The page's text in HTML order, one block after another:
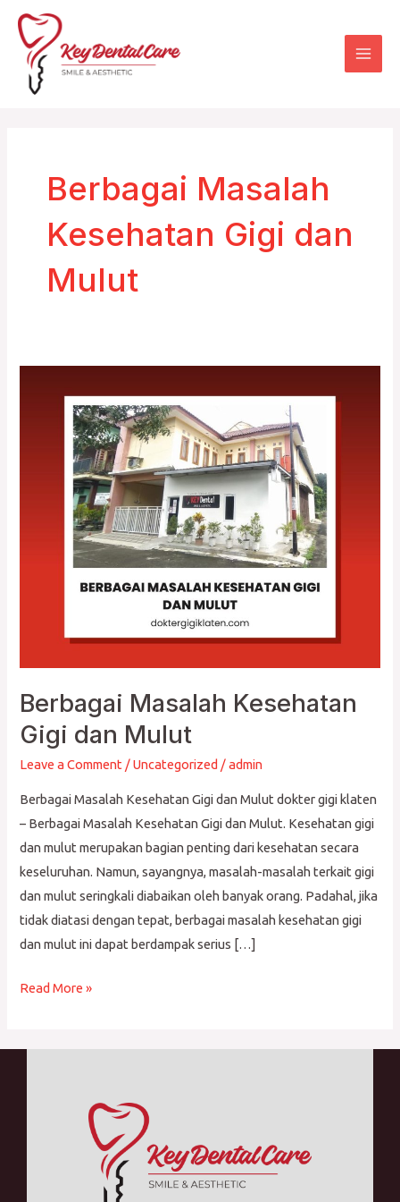
Skip
content
Berbagai Masalah
Kesehatan Gigi dan
Mulut
Berbagai Masalah Kesehatan
Gigi dan Mulut
Leave a Comment /Uncategorized /admin
Berbagai Masalah Kesehatan Gigi dan Mulut dokter gigi klaten
– Berbagai Masalah Kesehatan Gigi dan Mulut. Kesehatan gigi
dan mulut merupakan bagian penting dari kesehatan secara
keseluruhan. Namun, sayangnya, masalah-masalah terkait gigi
dan mulut seringkali diabaikan oleh banyak orang. Padahal, jika
tidak diatasi dengan tepat, berbagai masalah kesehatan gigi
dan mulut ini dapat berdampak serius […]
Masalah
Kesehatan
Read More »